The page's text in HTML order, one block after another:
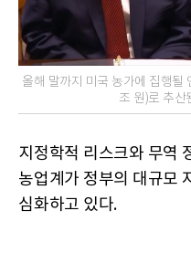
올해 말까지 미국 농가에 집행될
조 원)로 추산
지정학적 리스크와 무역
농업계가 정부의 대규모
심화하고 있다.